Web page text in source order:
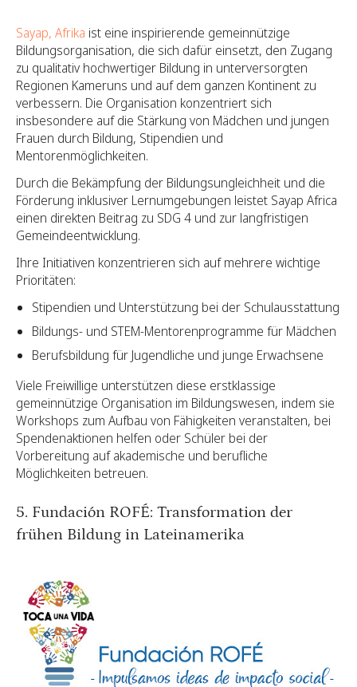
Sayap, Afrika ist eine inspirierende gemeinnützige
Bildungsorganisation, die sich dafür einsetzt, den Zugang
zu qualitativ hochwertiger Bildung in unterversorgten
Regionen Kameruns und auf dem ganzen Kontinent zu
verbessern. Die Organisation konzentriert sich
insbesondere auf die Stärkung von Mädchen und jungen
Frauen durch Bildung, Stipendien und
Mentorenmöglichkeiten.
Durch die Bekämpfung der Bildungsungleichheit und die
Förderung inklusiver Lernumgebungen leistet Sayap Africa
einen direkten Beitrag zu SDG 4 und zur langfristigen
Gemeindeentwicklung.
Ihre Initiativen konzentrieren sich auf mehrere wichtige
Prioritäten:
Stipendien und Unterstützung bei der Schulausstattung
Bildungs- und STEM-Mentorenprogramme für Mädchen
Berufsbildung für Jugendliche und junge Erwachsene
Viele Freiwillige unterstützen diese erstklassige
gemeinnützige Organisation im Bildungswesen, indem sie
Workshops zum Aufbau von Fähigkeiten veranstalten, bei
Spendenaktionen helfen oder Schüler bei der
Vorbereitung auf akademische und berufliche
Möglichkeiten betreuen.
5. Fundación ROFÉ: Transformation der
frühen Bildung in Lateinamerika